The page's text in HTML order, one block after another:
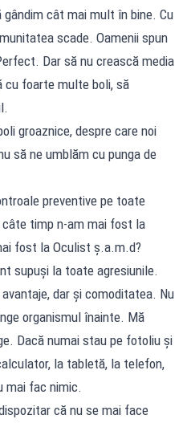
cât mai mult în bine. Cu
scade. Oamenii spun
Dar să nu crească media
cu foarte multe boli, să
groaznice, despre care noi
să ne umblăm cu punga de
preventive pe toate
timp n-am mai fost la
fost la Oculist ș.a.m.d?
supuși la toate agresiunile.
dar și comoditatea. Nu
organismul înainte. Mă
Dacă numai stau pe fotoliu și
la tabletă, la telefon,
mai fac nimic.
că nu se mai face